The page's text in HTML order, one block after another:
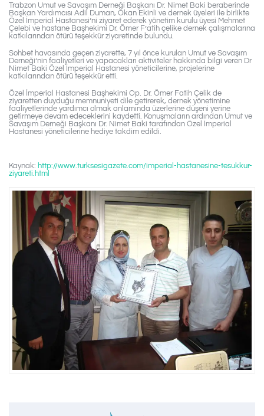
Trabzon Umut ve Savaşım Derneği Başkanı Dr. Nimet Baki beraberinde
Başkan Yardımcısı Adil Duman, Okan Ekinli ve dernek üyeleri ile birlikte
Özel İmperial Hastanesi’ni ziyaret ederek yönetim kurulu üyesi Mehmet
Çelebi ve hastane Başhekimi Dr. Ömer F’atih çelike dernek çalışmalarına
katkılarından ötürü teşekkür ziyaretinde bulundu.
Sohbet havasında geçen ziyarette, 7 yıl önce kurulan Umut ve Savaşım
Derneği’nin faaliyetleri ve yapacakları aktiviteler hakkında bilgi veren Dr
Nimet Baki Özel İmperial Hastanesi yöneticilerine, projelerine
katkılarından ötürü teşekkür etti.
Özel İmperial Hastanesi Başhekimi Op. Dr. Ömer Fatih Çelik de
ziyaretten duyduğu memnuniyeti dile getirerek, dernek yönetimine
faaliyetlerinde yardımcı olmak anlamında üzerlerine düşeni yerine
getirmeye devam edeceklerini kaydetti. Konuşmaların ardından Umut ve
Savaşım Derneği Başkanı Dr. Nimet Baki tarafından Özel İmperial
Hastanesi yöneticilerine hediye takdim edildi.
Kaynak: http://www.turksesigazete.com/imperial-hastanesine-tesukkur-
ziyareti.html